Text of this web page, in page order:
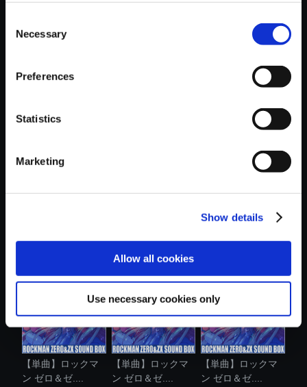
Selection
Necessary
Preferences
Statistics
Marketing
Show details
Allow all cookies
Use necessary cookies only
おすすめ商品
ン ゼロ＆ゼ....
ン ゼロ＆ゼ....
ン ゼロ＆ゼ....
【単曲】ロックマ
ン ゼロ＆ゼ....
【単曲】ロックマ
ン ゼロ＆ゼ....
【単曲】ロックマ
ン ゼロ＆ゼ....